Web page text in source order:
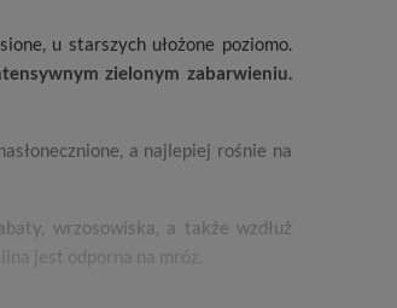
u starszych ułożone poziomo.
zielonym zabarwieniu.
a najlepiej rośnie na
wrzosowiska, a także wzdłuż
jest odporna na mróz.